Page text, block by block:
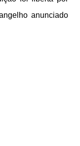
anunciado